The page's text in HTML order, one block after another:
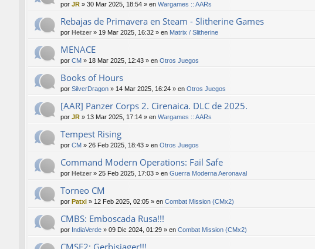
por JR » 30 Mar 2025, 18:54 » en Wargames :: AARs
Rebajas de Primavera en Steam - Slitherine Games
por Hetzer » 19 Mar 2025, 16:32 » en Matrix / Slitherine
MENACE
por CM » 18 Mar 2025, 12:43 » en Otros Juegos
Books of Hours
por SilverDragon » 14 Mar 2025, 16:24 » en Otros Juegos
[AAR] Panzer Corps 2. Cirenaica. DLC de 2025.
por JR » 13 Mar 2025, 17:14 » en Wargames :: AARs
Tempest Rising
por CM » 26 Feb 2025, 18:43 » en Otros Juegos
Command Modern Operations: Fail Safe
por Hetzer » 25 Feb 2025, 17:03 » en Guerra Moderna Aeronaval
Torneo CM
por Patxi » 12 Feb 2025, 02:05 » en Combat Mission (CMx2)
CMBS: Emboscada Rusa!!!
por IndiaVerde » 09 Dic 2024, 01:29 » en Combat Mission (CMx2)